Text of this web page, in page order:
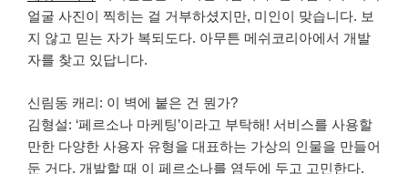
얼굴 사진이 찍히는 걸 거부하셨지만, 미인이 맞습니다. 보
지 않고 믿는 자가 복되도다. 아무튼 메쉬코리아에서 개발
자를 찾고 있답니다.
신림동 캐리: 이 벽에 붙은 건 뭔가?
김형설: ‘페르소나 마케팅’이라고 부탁해! 서비스를 사용할
만한 다양한 사용자 유형을 대표하는 가상의 인물을 만들어
둔 거다. 개발할 때 이 페르소나를 염두에 두고 고민한다.